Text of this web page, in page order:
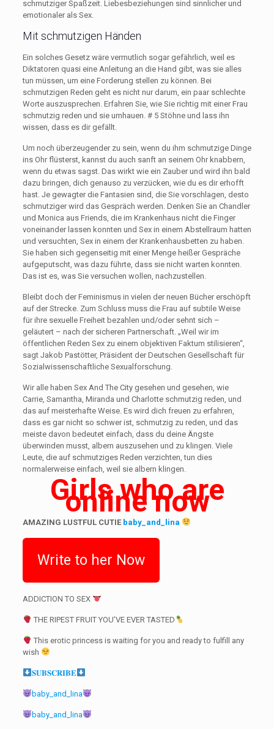
schmutziger Spaßzeit. Liebesbeziehungen sind sinnlicher und
emotionaler als Sex.
Mit schmutzigen Händen
Ein solches Gesetz wäre vermutlich sogar gefährlich, weil es
Diktatoren quasi eine Anleitung an die Hand gibt, was sie alles
tun müssen, um eine Forderung stellen zu können. Bei
schmutzigen Reden geht es nicht nur darum, ein paar schlechte
Worte auszusprechen. Erfahren Sie, wie Sie richtig mit einer Frau
schmutzig reden und sie umhauen. # 5 Stöhne und lass ihn
wissen, dass es dir gefällt.
Um noch überzeugender zu sein, wenn du ihm schmutzige Dinge
ins Ohr flüsterst, kannst du auch sanft an seinem Ohr knabbern,
wenn du etwas sagst. Das wirkt wie ein Zauber und wird ihn bald
dazu bringen, dich genauso zu verzücken, wie du es dir erhofft
hast. Je gewagter die Fantasien sind, die Sie vorschlagen, desto
schmutziger wird das Gespräch werden. Denken Sie an Chandler
und Monica aus Friends, die im Krankenhaus nicht die Finger
voneinander lassen konnten und Sex in einem Abstellraum hatten
und versuchten, Sex in einem der Krankenhausbetten zu haben.
Sie haben sich gegenseitig mit einer Menge heißer Gespräche
aufgeputscht, was dazu führte, dass sie nicht warten konnten.
Das ist es, was Sie versuchen wollen, nachzustellen.
Bleibt doch der Feminismus in vielen der neuen Bücher erschöpft
auf der Strecke. Zum Schluss muss die Frau auf subtile Weise
für ihre sexuelle Freiheit bezahlen und/oder sehnt sich –
geläutert – nach der sicheren Partnerschaft. „Weil wir im
öffentlichen Reden Sex zu einem objektiven Faktum stilisieren“,
sagt Jakob Pastötter, Präsident der Deutschen Gesellschaft für
Sozialwissenschaftliche Sexualforschung.
Wir alle haben Sex And The City gesehen und gesehen, wie
Carrie, Samantha, Miranda und Charlotte schmutzig reden, und
das auf meisterhafte Weise. Es wird dich freuen zu erfahren,
dass es gar nicht so schwer ist, schmutzig zu reden, und das
meiste davon bedeutet einfach, dass du deine Ängste
überwinden musst, albern auszusehen und zu klingen. Viele
Leute, die auf schmutziges Reden verzichten, tun dies
normalerweise einfach, weil sie albern klingen.
Girls who are
online now
AMAZING LUSTFUL CUTIE baby_and_lina
Write to her Now
ADDICTION TO SEX
THE RIPEST FRUIT YOU’VE EVER TASTED
This erotic princess is waiting for you and ready to fulfill any
wish
𝐒𝐔𝐁𝐒𝐂𝐑𝐈𝐁𝐄
baby_and_lina
baby_and_lina